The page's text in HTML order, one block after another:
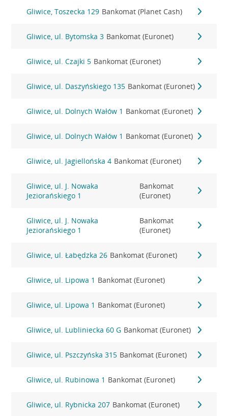
Gliwice, Toszecka 129 Bankomat (Planet Cash)
Gliwice, ul. Bytomska 3 Bankomat (Euronet)
Gliwice, ul. Czajki 5 Bankomat (Euronet)
Gliwice, ul. Daszyńskiego 135 Bankomat (Euronet)
Gliwice, ul. Dolnych Wałów 1 Bankomat (Euronet)
Gliwice, ul. Dolnych Wałów 1 Bankomat (Euronet)
Gliwice, ul. Jagiellońska 4 Bankomat (Euronet)
Gliwice, ul. J. Nowaka
Jeziorańskiego 1
Bankomat
(Euronet)
Gliwice, ul. J. Nowaka
Jeziorańskiego 1
Bankomat
(Euronet)
Gliwice, ul. Łabędzka 26 Bankomat (Euronet)
Gliwice, ul. Lipowa 1 Bankomat (Euronet)
Gliwice, ul. Lipowa 1 Bankomat (Euronet)
Gliwice, ul. Lubliniecka 60 G Bankomat (Euronet)
Gliwice, ul. Pszczyńska 315 Bankomat (Euronet)
Gliwice, ul. Rubinowa 1 Bankomat (Euronet)
Gliwice, ul. Rybnicka 207 Bankomat (Euronet)